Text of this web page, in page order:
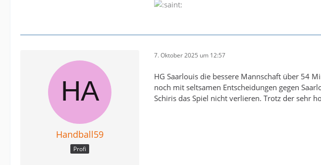
Handball59
Profi
7. Oktober 2025 um 12:57
HG Saarlouis die bessere Mannschaft über 54
noch mit seltsamen Entscheidungen gegen
Schiris das Spiel nicht verlieren. Trotz der sehr